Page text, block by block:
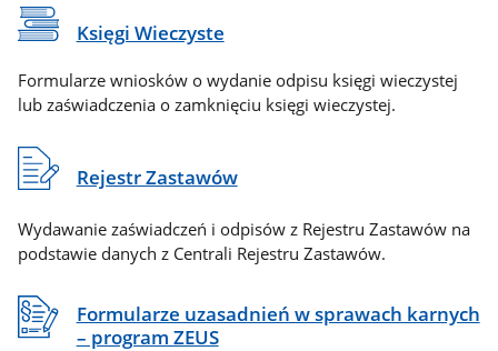
Księgi Wieczyste
Formularze wniosków o wydanie odpisu księgi wieczystej
lub zaświadczenia o zamknięciu księgi wieczystej.
Rejestr Zastawów
Wydawanie zaświadczeń i odpisów z Rejestru Zastawów na
podstawie danych z Centrali Rejestru Zastawów.
Formularze uzasadnień w sprawach karnych
– program ZEUS